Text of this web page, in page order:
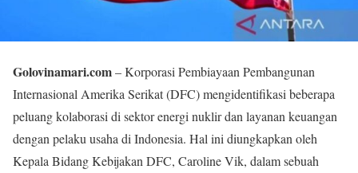
Golovinamari.com– Korporasi Pembiayaan Pembangunan
Internasional Amerika Serikat (DFC) mengidentifikasi beberapa
peluang kolaborasi di sektor energi nuklir dan layanan keuangan
dengan pelaku usaha di Indonesia. Hal ini diungkapkan oleh
Kepala Bidang Kebijakan DFC, Caroline Vik, dalam sebuah